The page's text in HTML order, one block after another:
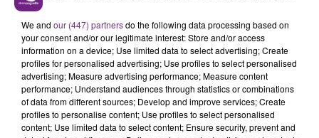
UN FEU DE REMORQUE BLOQUE LA
CIRCULATION DANS LES ARDENNES
Un feu de remorque s'est déclaré ce mercredi en
fin de matinée sur l'A34.
We and our (447) partnersdo the following data processing based on
your consent and/or our legitimate interest: Store and/or access
information on a device; Use limited data to select advertising; Create
profiles for personalised advertising; Use profiles to select personalised
advertising; Measure advertising performance; Measure content
performance; Understand audiences through statistics or combinations
of data from different sources; Develop and improve services; Create
profiles to personalise content; Use profiles to select personalised
content; Use limited data to select content; Ensure security, prevent and